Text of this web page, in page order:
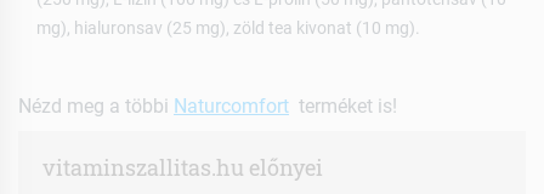
mg), hialuronsav (25 mg), zöld tea kivonat (10 mg).
Nézd meg a többi Naturcomfort terméket is!
vitaminszallitas.hu előnyei